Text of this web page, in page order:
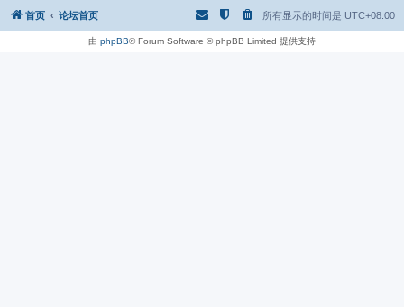
首页 论坛首页 所有显示的时间是 UTC+08:00
由 phpBB® Forum Software © phpBB Limited 提供支持